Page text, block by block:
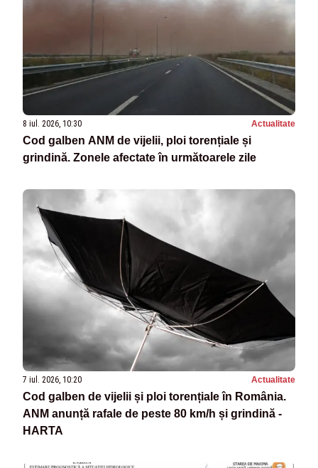
8 iul. 2026, 10:30 Actualitate
Cod galben ANM de vijelii, ploi torențiale și
grindină. Zonele afectate în următoarele zile
7 iul. 2026, 10:20 Actualitate
Cod galben de vijelii și ploi torențiale în România.
ANM anunță rafale de peste 80 km/h și grindină -
HARTA